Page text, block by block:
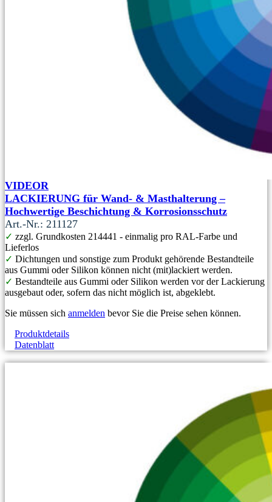
VIDEOR
LACKIERUNG für Wand- & Masthalterung –
Hochwertige Beschichtung & Korrosionsschutz
Art.-Nr.: 211127
✓ zzgl. Grundkosten 214441 - einmalig pro RAL-Farbe und
Lieferlos
✓ Dichtungen und sonstige zum Produkt gehörende Bestandteile
aus Gummi oder Silikon können nicht (mit)lackiert werden.
✓ Bestandteile aus Gummi oder Silikon werden vor der Lackierung
ausgebaut oder, sofern das nicht möglich ist, abgeklebt.
Sie müssen sich anmelden bevor Sie die Preise sehen können.
Produktdetails
Datenblatt